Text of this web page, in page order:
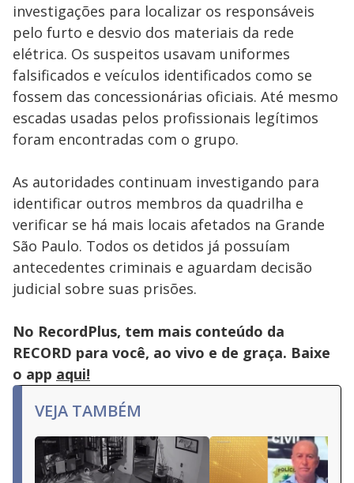
investigações para localizar os responsáveis
pelo furto e desvio dos materiais da rede
elétrica. Os suspeitos usavam uniformes
falsificados e veículos identificados como se
fossem das concessionárias oficiais. Até mesmo
escadas usadas pelos profissionais legítimos
foram encontradas com o grupo.
As autoridades continuam investigando para
identificar outros membros da quadrilha e
verificar se há mais locais afetados na Grande
São Paulo. Todos os detidos já possuíam
antecedentes criminais e aguardam decisão
judicial sobre suas prisões.
No RecordPlus, tem mais conteúdo da
RECORD para você, ao vivo e de graça. Baixe
o app aqui!
VEJA TAMBÉM